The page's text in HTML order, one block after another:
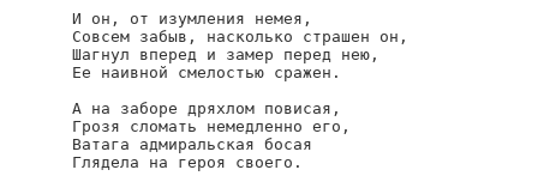
И он, от изумления немея,
Совсем забыв, насколько страшен он,
Шагнул вперед и замер перед нею,
Ее наивной смелостью сражен.
А на заборе дряхлом повисая,
Грозя сломать немедленно его,
Ватага адмиральская босая
Глядела на героя своего.